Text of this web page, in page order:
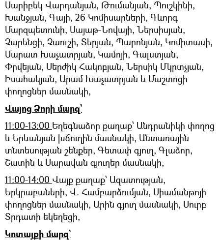
Սարիբեկ Վարդանյան, Թումանյան, Պուշկինի,
Խանջյան, Գայի, 26 Կոմիսարների, Գևորգ
Մարզպետունի, Սայաթ-Նովայի, Ներսիսյան,
Չարենցի, Չաուշի, Տերյան, Պարոնյան, Կոմիտասի,
Մարատ Խաչատրյան, Կամոյի, Գալստյան,
Փրվեյան, Սերժիկ Հակոբյան, Ներսիկ Մկրտչյան,
Իսահակյան, Արամ Խաչատրյան և Մաշտոցի
փողոցներ մասնակի,
Վայոց Ձորի մարզ`
11:00-13:00 Եղեգնաձոր քաղաք՝ Անդրանիկի փողոց
և Երևանյան խճուղին մասնակի, Անտառային
տնտեսության շենքեր, Գետափ գյուղ, Գլաձոր,
Շատին և Սարավան գյուղեր մասնակի,
11:00-14:00 Վայք քաղաք՝ Ազատության,
Երկրաբաների, Վ. Համբարձումյան, Սիամանթոյի
փողոցներ մասնակի, Արին գյուղ մասնակի, Սուրբ
Տրդատի եկեղեցի,
Կոտայքի մարզ`